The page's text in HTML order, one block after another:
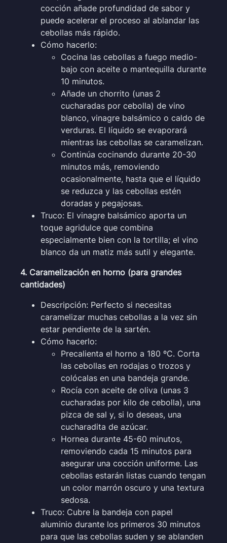
cocción añade profundidad de sabor y
puede acelerar el proceso al ablandar las
cebollas más rápido.
Cómo hacerlo:
Cocina las cebollas a fuego medio-
bajo con aceite o mantequilla durante
10 minutos.
Añade un chorrito (unas 2
cucharadas por cebolla) de vino
blanco, vinagre balsámico o caldo de
verduras. El líquido se evaporará
mientras las cebollas se caramelizan.
Continúa cocinando durante 20-30
minutos más, removiendo
ocasionalmente, hasta que el líquido
se reduzca y las cebollas estén
doradas y pegajosas.
Truco: El vinagre balsámico aporta un
toque agridulce que combina
especialmente bien con la tortilla; el vino
blanco da un matiz más sutil y elegante.
4. Caramelización en horno (para grandes
cantidades)
Descripción: Perfecto si necesitas
caramelizar muchas cebollas a la vez sin
estar pendiente de la sartén.
Cómo hacerlo:
Precalienta el horno a 180 ºC. Corta
las cebollas en rodajas o trozos y
colócalas en una bandeja grande.
Rocía con aceite de oliva (unas 3
cucharadas por kilo de cebolla), una
pizca de sal y, si lo deseas, una
cucharadita de azúcar.
Hornea durante 45-60 minutos,
removiendo cada 15 minutos para
asegurar una cocción uniforme. Las
cebollas estarán listas cuando tengan
un color marrón oscuro y una textura
sedosa.
Truco: Cubre la bandeja con papel
aluminio durante los primeros 30 minutos
para que las cebollas suden y se ablanden